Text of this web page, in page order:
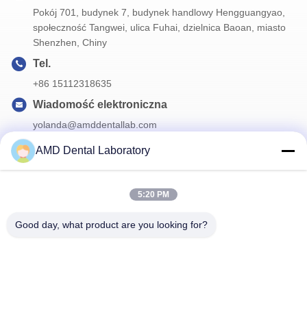
Pokój 701, budynek 7, budynek handlowy Hengguangyao,
społeczność Tangwei, ulica Fuhai, dzielnica Baoan, miasto
Shenzhen, Chiny
Tel.
+86 15112318635
Wiadomość elektroniczna
yolanda@amddentallab.com
Zapisz się do naszego biuletynu z rabatami i innymi informacjami.
AMD Dental Laboratory
5:20 PM
Good day, what product are you looking for?